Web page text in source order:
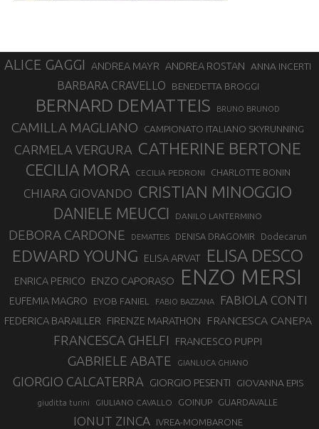
ALICE GAGGI ANDREA MAYR ANDREA ROSTAN ANNA INCERTI
BARBARA CRAVELLO BENEDETTA BROGGI
BERNARD DEMATTEIS BRUNO BRUNOD
CAMILLA MAGLIANO CAMPIONATO ITALIANO SKYRUNNING
CARMELA VERGURA CATHERINE BERTONE
CECILIA MORA CECILIA PEDRONI CHARLOTTE BONIN
CHIARA GIOVANDO CRISTIAN MINOGGIO
DANIELE MEUCCI DANILO LANTERMINO
DEBORA CARDONE DEMATTEIS DENISA DRAGOMIR Dodecarun
EDWARD YOUNG ELISA ARVAT ELISA DESCO
ENRICA PERICO ENZO CAPORASO ENZO MERSI
EUFEMIA MAGRO EYOB FANIEL FABIO BAZZANA FABIOLA CONTI
FEDERICA BARAILLER FIRENZE MARATHON FRANCESCA CANEPA
FRANCESCA GHELFI FRANCESCO PUPPI
GABRIELE ABATE GIANLUCA GHIANO
GIORGIO CALCATERRA GIORGIO PESENTI GIOVANNA EPIS
giuditta turini GIULIANO CAVALLO GOINUP GUARDAVALLE
IONUT ZINCA IVREA-MOMBARONE